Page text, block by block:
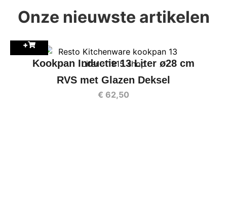
Onze nieuwste artikelen
+
Kookpan Inductie 13 Liter ø28 cm
RVS met Glazen Deksel
€ 62,50